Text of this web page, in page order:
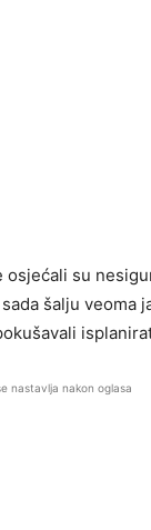
su
šalju veoma
nastavlja nakon oglasa